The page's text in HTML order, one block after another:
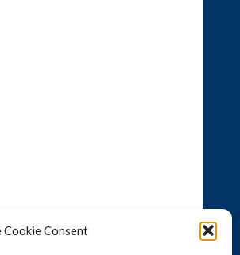
Cookie Consent